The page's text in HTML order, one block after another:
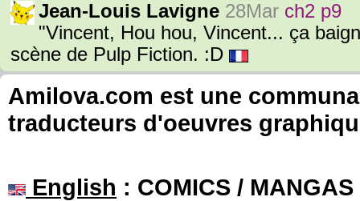
Jean-Louis Lavigne 28Mar ch2 p9
"Vincent, Hou hou, Vincent... ça
scène de Pulp Fiction. :D
Amilova.com est une
traducteurs d'oeuvres
English : COMICS /